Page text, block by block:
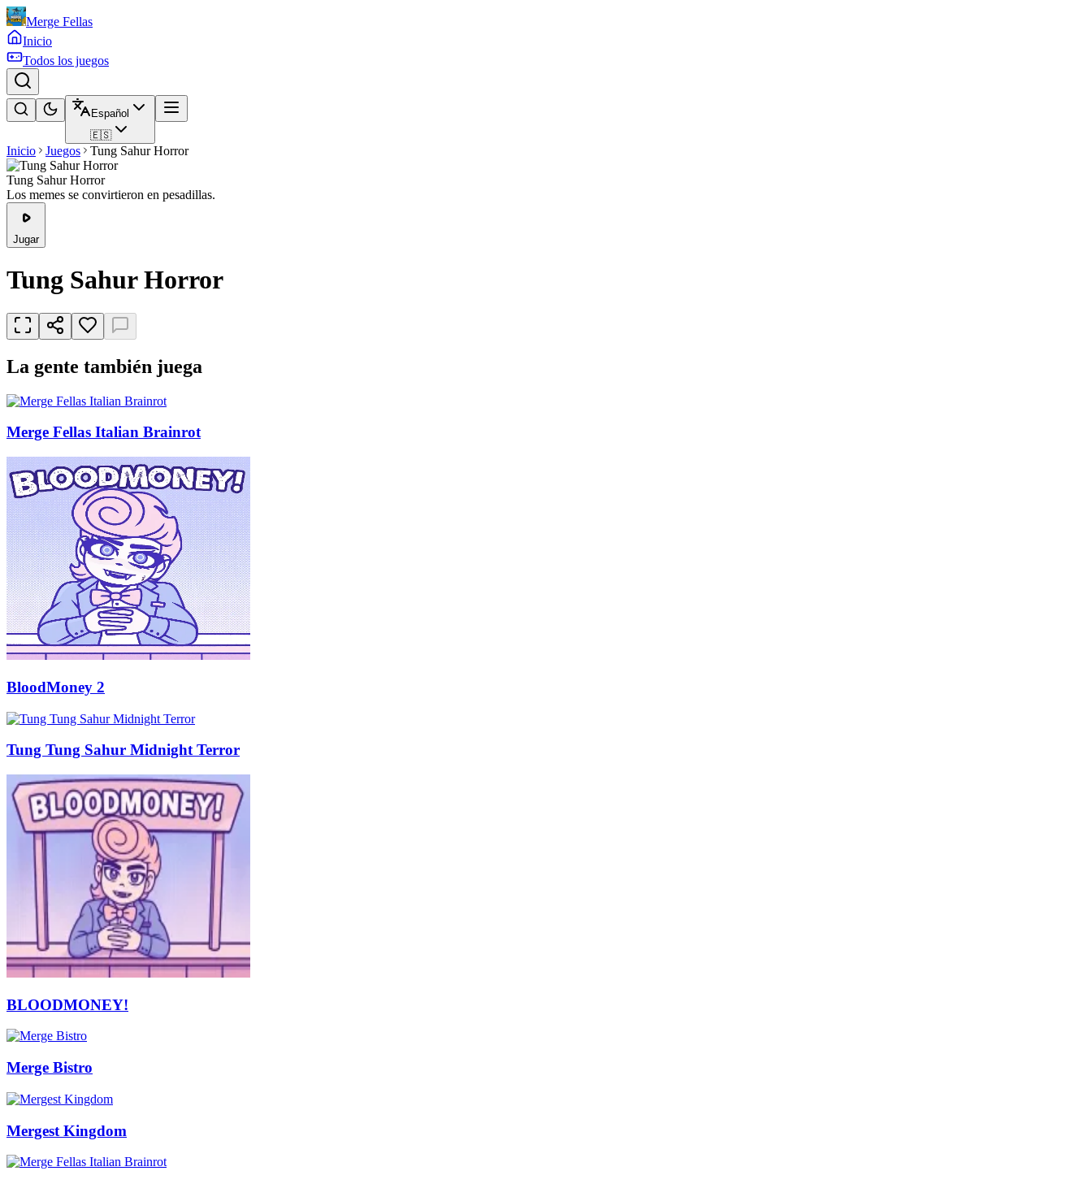
Merge Fellas
Inicio
Todos los juegos
Español
🇪🇸
Inicio Juegos Tung Sahur Horror
Tung Sahur Horror
Los memes se convirtieron en pesadillas.
Jugar
Tung Sahur Horror
La gente también juega
Merge Fellas Italian Brainrot
BloodMoney 2
Tung Tung Sahur Midnight Terror
BLOODMONEY!
Merge Bistro
Mergest Kingdom